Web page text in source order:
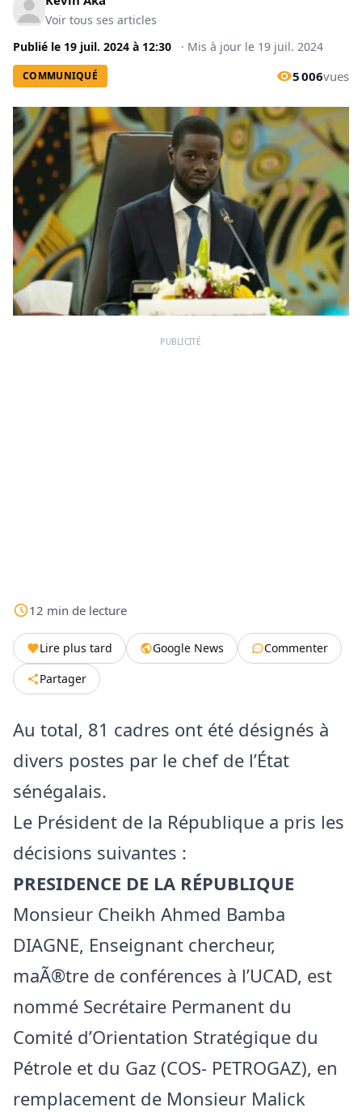
Voir tous ses articles
Publié le 19 juil. 2024 à 12:30 · Mis à jour le 19 juil. 2024
COMMUNIQUÉ 5 006vues
PUBLICITÉ
12 min de lecture
Lire plus tard Google News
Commenter
Partager
Au total, 81 cadres ont été désignés à
divers postes par le chef de l’État
sénégalais.
Le Président de la République a pris les
décisions suivantes :
PRESIDENCE DE LA RÉPUBLIQUE
Monsieur Cheikh Ahmed Bamba
DIAGNE, Enseignant chercheur,
maÃ®tre de conférences à l’UCAD, est
nommé Secrétaire Permanent du
Comité d’Orientation Stratégique du
Pétrole et du Gaz (COS- PETROGAZ), en
remplacement de Monsieur Malick